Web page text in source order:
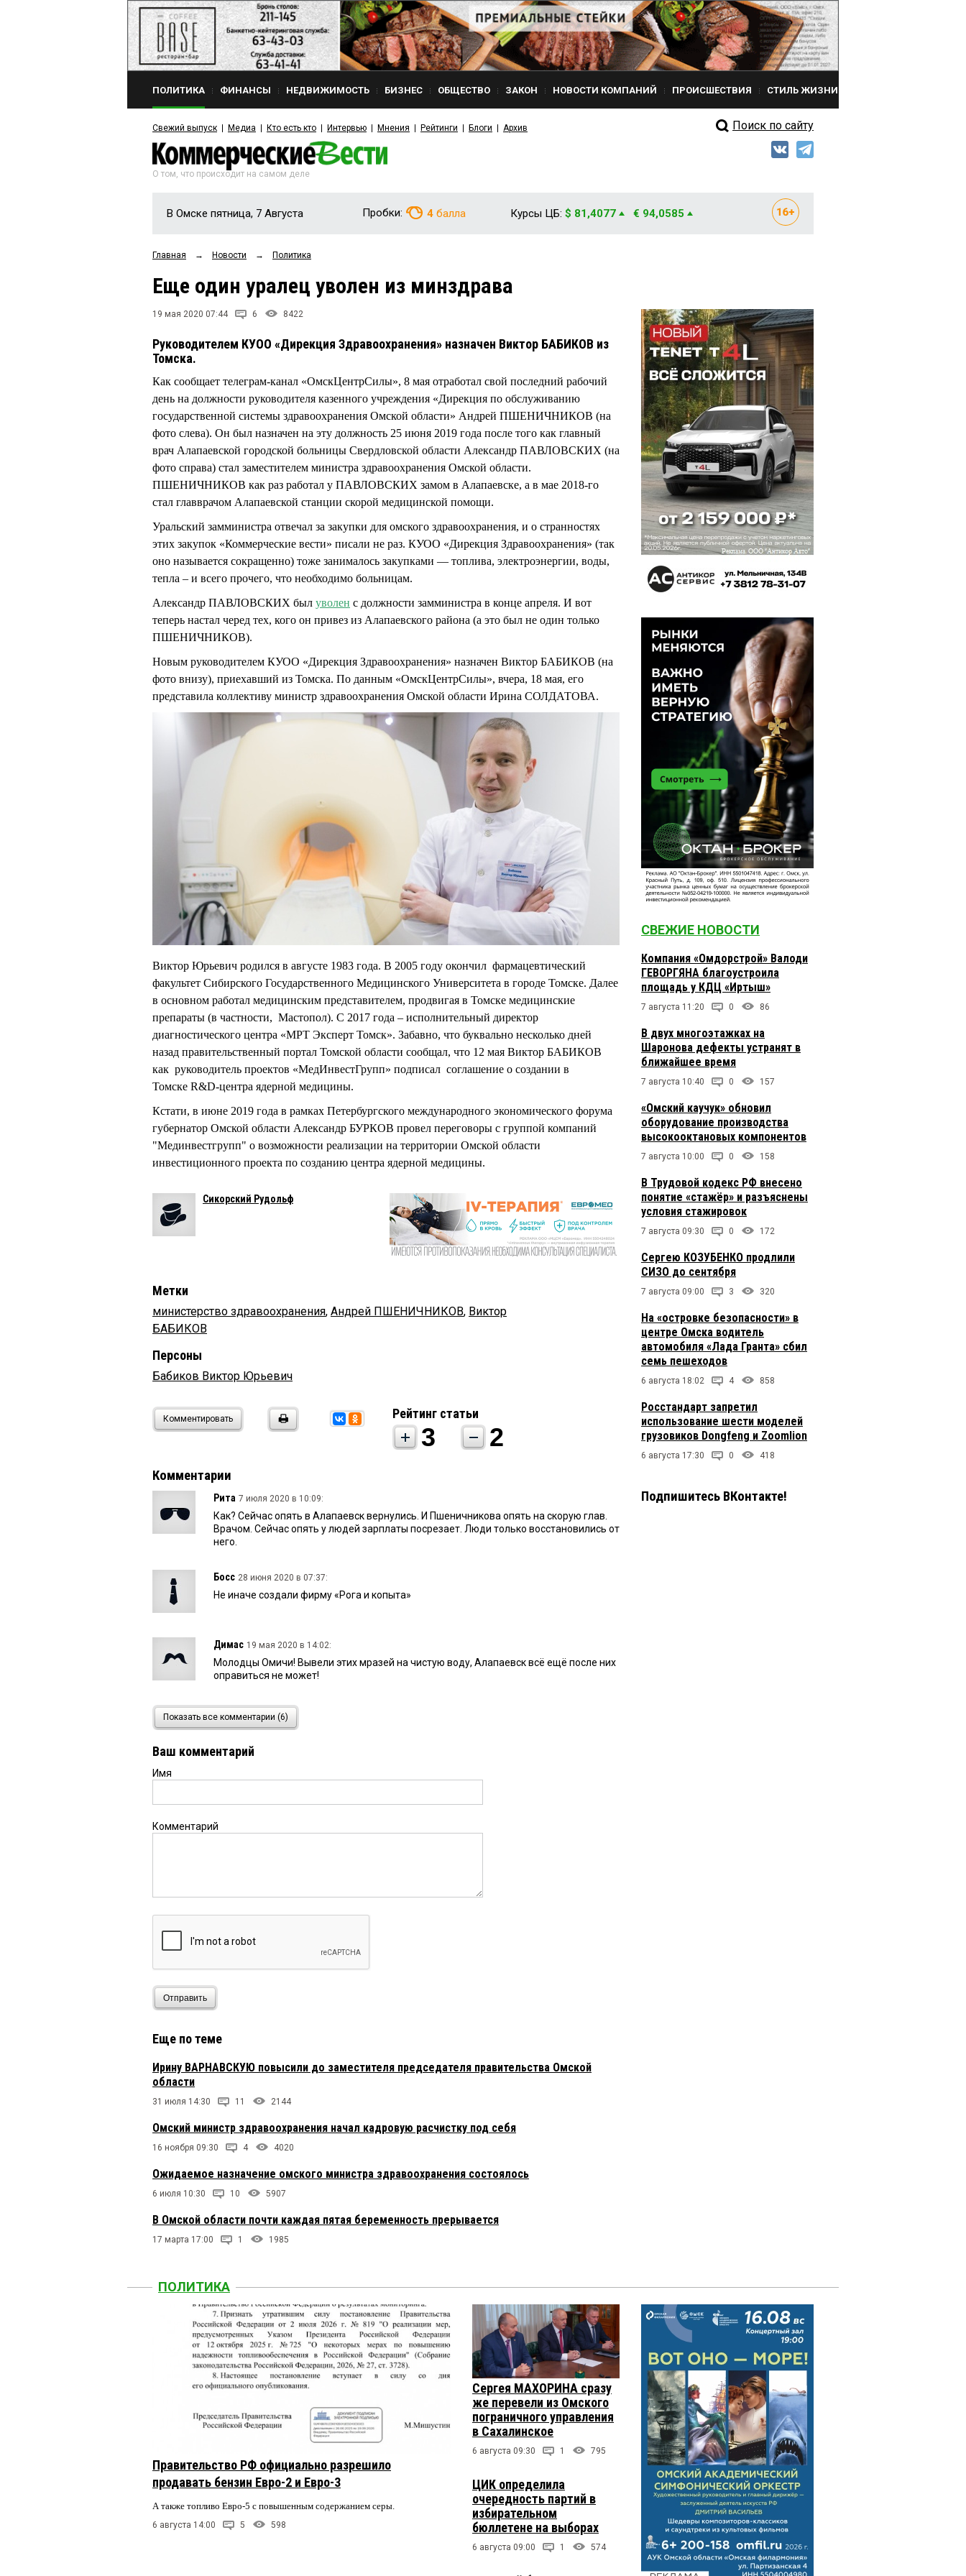
ПОЛИТИКА ФИНАНСЫ НЕДВИЖИМОСТЬ БИЗНЕС ОБЩЕСТВО ЗАКОН НОВОСТИ КОМПАНИЙ ПРОИСШЕСТВИЯ СТИЛЬ ЖИЗНИ
Свежий выпуск Медиа Кто есть кто Интервью Мнения Рейтинги Блоги Архив Поиск по сайту
О том, что происходит на самом деле
В Омске пятница, 7 Августа Пробки: 4 балла Курсы ЦБ: $ 81,4077 € 94,0585
Главная → Новости → Политика
Еще один уралец уволен из минздрава
19 мая 2020 07:44 6 8422
Руководителем КУОО «Дирекция Здравоохранения» назначен Виктор БАБИКОВ из
Томска.
Как сообщает телеграм-канал «ОмскЦентрСилы», 8 мая отработал свой последний рабочий
день на должности руководителя казенного учреждения «Дирекция по обслуживанию
государственной системы здравоохранения Омской области» Андрей ПШЕНИЧНИКОВ (на
фото слева). Он был назначен на эту должность 25 июня 2019 года после того как главный
врач Алапаевской городской больницы Свердловской области Александр ПАВЛОВСКИХ (на
фото справа) стал заместителем министра здравоохранения Омской области.
ПШЕНИЧНИКОВ как раз работал у ПАВЛОВСКИХ замом в Алапаевске, а в мае 2018-го
стал главврачом Алапаевской станции скорой медицинской помощи.
Уральский замминистра отвечал за закупки для омского здравоохранения, и о странностях
этих закупок «Коммерческие вести» писали не раз. КУОО «Дирекция Здравоохранения» (так
оно называется сокращенно) тоже занималось закупками — топлива, электроэнергии, воды,
тепла – и всего прочего, что необходимо больницам.
Александр ПАВЛОВСКИХ был уволен с должности замминистра в конце апреля. И вот
теперь настал черед тех, кого он привез из Алапаевского района (а это был не один только
ПШЕНИЧНИКОВ).
Новым руководителем КУОО «Дирекция Здравоохранения» назначен Виктор БАБИКОВ (на
фото внизу), приехавший из Томска. По данным «ОмскЦентрСилы», вчера, 18 мая, его
представила коллективу министр здравоохранения Омской области Ирина СОЛДАТОВА.
Виктор Юрьевич родился в августе 1983 года. В 2005 году окончил фармацевтический
факультет Сибирского Государственного Медицинского Университета в городе Томске. Далее
в основном работал медицинским представителем, продвигая в Томске медицинские
препараты (в частности, Мастопол). С 2017 года – исполнительный директор
диагностического центра «МРТ Эксперт Томск». Забавно, что буквально несколько дней
назад правительственный портал Томской области сообщал, что 12 мая Виктор БАБИКОВ
как руководитель проектов «МедИнвестГрупп» подписал соглашение о создании в
Томске R&D­-центра ядерной медицины.
Кстати, в июне 2019 года в рамках Петербургского международного экономического форума
губернатор Омской области Александр БУРКОВ провел переговоры с группой компаний
"Мединвестгрупп" о возможности реализации на территории Омской области
инвестиционного проекта по созданию центра ядерной медицины.
Сикорский Рудольф
Метки
министерство здравоохранения, Андрей ПШЕНИЧНИКОВ, Виктор
БАБИКОВ
Персоны
Бабиков Виктор Юрьевич
Комментировать Рейтинг статьи
3 2
Комментарии
Рита 7 июля 2020 в 10:09:
Как? Сейчас опять в Алапаевск вернулись. И Пшеничникова опять на скорую глав.
Врачом. Сейчас опять у людей зарплаты посрезает. Люди только восстановились от
него.
Босс 28 июня 2020 в 07:37:
Не иначе создали фирму «Рога и копыта»
Димас 19 мая 2020 в 14:02:
Молодцы Омичи! Вывели этих мразей на чистую воду, Алапаевск всё ещё после них
оправиться не может!
Гость 19 мая 2020 в 11:12:
Любопытствующий, хорошо объяснил!
Любопытствующий 19 мая 2020 в 09:16:
крысы в трюме. Тем более, что только в ходе плавания, выясняется кто есть кто на
самом деле.
Что-то я не пойму. Это люди Губернатора покидают Омскую область? Разве эти
Показать все комментарии (6)
Ваш комментарий
Имя
Комментарий
Отправить
Еще по теме
Ирину ВАРНАВСКУЮ повысили до заместителя председателя правительства Омской
области
31 июля 14:30 11 2144
Омский министр здравоохранения начал кадровую расчистку под себя
16 ноября 09:30 4 4020
Ожидаемое назначение омского министра здравоохранения состоялось
6 июля 10:30 10 5907
В Омской области почти каждая пятая беременность прерывается
17 марта 17:00 1 1985
СВЕЖИЕ НОВОСТИ
Компания «Омдорстрой» Валоди
ГЕВОРГЯНА благоустроила
площадь у КДЦ «Иртыш»
7 августа 11:20 0 86
В двух многоэтажках на
Шаронова дефекты устранят в
ближайшее время
7 августа 10:40 0 157
«Омский каучук» обновил
оборудование производства
высокооктановых компонентов
7 августа 10:00 0 158
В Трудовой кодекс РФ внесено
понятие «стажёр» и разъяснены
условия стажировок
7 августа 09:30 0 172
Сергею КОЗУБЕНКО продлили
СИЗО до сентября
7 августа 09:00 3 320
На «островке безопасности» в
центре Омска водитель
автомобиля «Лада Гранта» сбил
семь пешеходов
6 августа 18:02 4 858
Росстандарт запретил
использование шести моделей
грузовиков Dongfeng и Zoomlion
6 августа 17:30 0 418
Подпишитесь ВКонтакте!
ПОЛИТИКА
Правительство РФ официально разрешило
продавать бензин Евро-2 и Евро-3
А также топливо Евро-5 с повышенным содержанием серы.
6 августа 14:00 5 598
Сергея МАХОРИНА сразу
же перевели из Омского
пограничного управления
в Сахалинское
6 августа 09:30 1 795
ЦИК определила
очередность партий в
избирательном
бюллетене на выборах
6 августа 09:00 1 574